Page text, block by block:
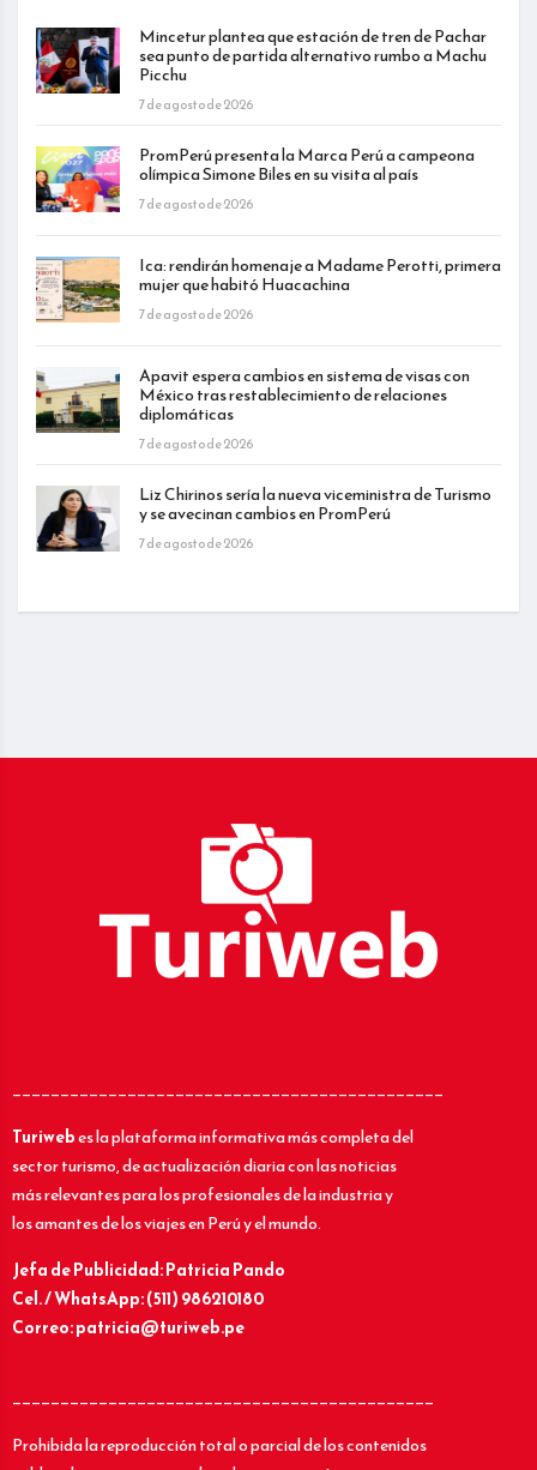
Mincetur plantea que estación de tren de Pachar
sea punto de partida alternativo rumbo a Machu
Picchu
7 de agosto de 2026
PromPerú presenta la Marca Perú a campeona
olímpica Simone Biles en su visita al país
7 de agosto de 2026
Ica: rendirán homenaje a Madame Perotti, primera
mujer que habitó Huacachina
7 de agosto de 2026
Apavit espera cambios en sistema de visas con
México tras restablecimiento de relaciones
diplomáticas
7 de agosto de 2026
Liz Chirinos sería la nueva viceministra de Turismo
y se avecinan cambios en PromPerú
7 de agosto de 2026
_____________________________________________
Turiwebes la plataforma informativa más completa del
sector turismo, de actualización diaria con las noticias
más relevantes para los profesionales de la industria y
los amantes de los viajes en Perú y el mundo.
Jefa de Publicidad: Patricia Pando
Cel. / WhatsApp: (511) 986210180
Correo: patricia@turiweb.pe
____________________________________________
Prohibida la reproducción total o parcial de los contenidos